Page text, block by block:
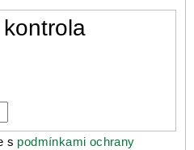
s podmínkami ochrany